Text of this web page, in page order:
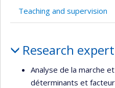
Teaching and supervision
Research
Analyse de la marche
déterminants et